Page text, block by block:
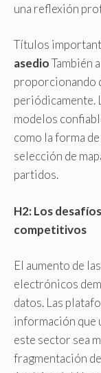
una reflexión
Títulos
asedioTambién
proporcionando
periódicamente.
modelos
como la forma
selección de
partidos.
H2: Los
competitivos
El aumento de
electrónicos
datos. Las
información que
este sector sea
fragmentación